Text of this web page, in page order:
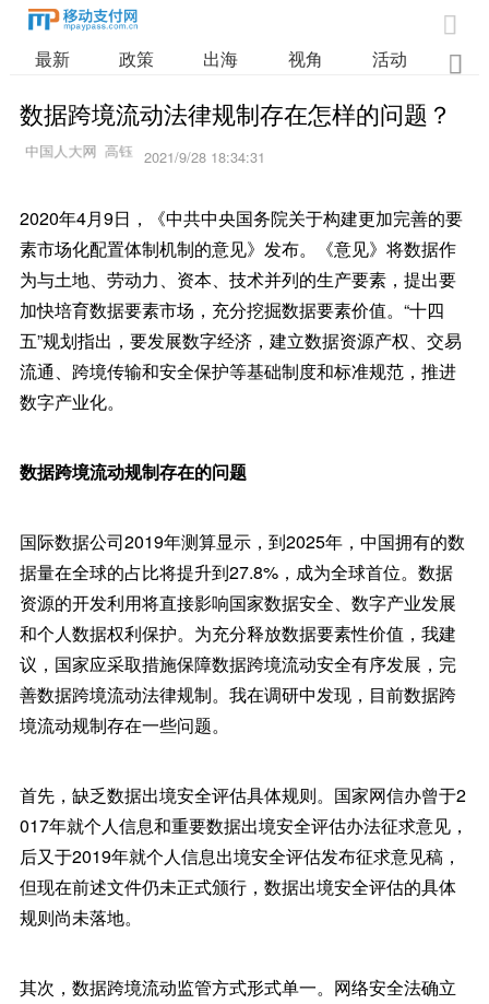

最新 政策 出海 视角 活动 业

数据跨境流动法律规制存在怎样的问题？
2021/9/28 18:34:31
2020年4月9日，《中共中央国务院关于构建更加完善的要
素市场化配置体制机制的意见》发布。《意见》将数据作
为与土地、劳动力、资本、技术并列的生产要素，提出要
加快培育数据要素市场，充分挖掘数据要素价值。“十四
五”规划指出，要发展数字经济，建立数据资源产权、交易
流通、跨境传输和安全保护等基础制度和标准规范，推进
数字产业化。
数据跨境流动规制存在的问题
国际数据公司2019年测算显示，到2025年，中国拥有的数
据量在全球的占比将提升到27.8%，成为全球首位。数据
资源的开发利用将直接影响国家数据安全、数字产业发展
和个人数据权利保护。为充分释放数据要素性价值，我建
议，国家应采取措施保障数据跨境流动安全有序发展，完
善数据跨境流动法律规制。我在调研中发现，目前数据跨
境流动规制存在一些问题。
首先，缺乏数据出境安全评估具体规则。国家网信办曾于2
017年就个人信息和重要数据出境安全评估办法征求意见，
后又于2019年就个人信息出境安全评估发布征求意见稿，
但现在前述文件仍未正式颁行，数据出境安全评估的具体
规则尚未落地。
其次，数据跨境流动监管方式形式单一。网络安全法确立